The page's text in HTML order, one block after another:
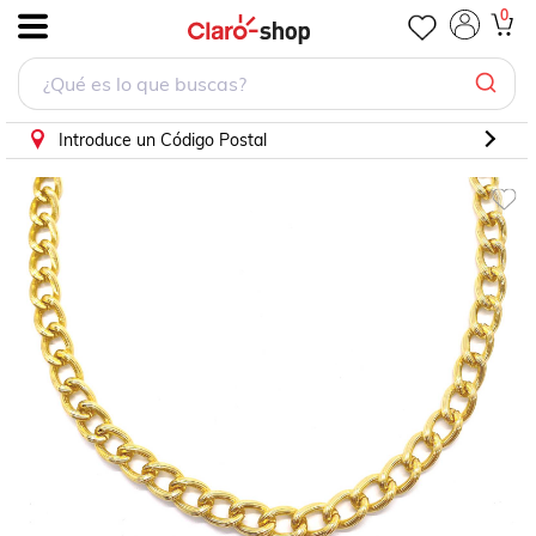
0
Introduce un Código Postal
Collar Cadena Gruesa en Chapa de Oro